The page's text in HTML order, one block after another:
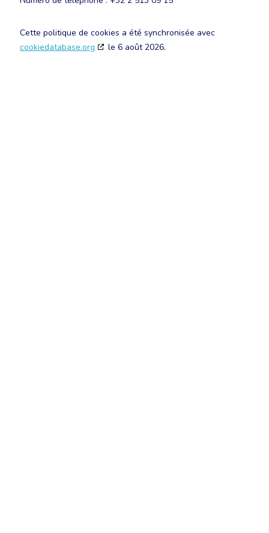
Cette politique de cookies a été synchronisée avec
cookiedatabase.org
le 6 août 2026.